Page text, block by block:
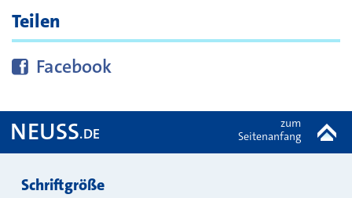
Teilen
Diese Seite bei
Facebook
NEUSS.DE
zum
Seitenanfang
Darstellung
Schriftgröße